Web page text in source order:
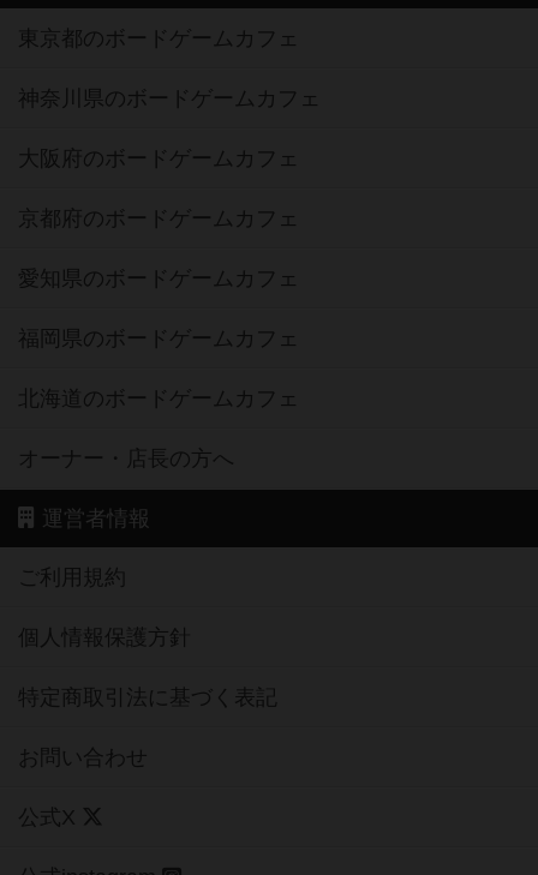
東京都のボードゲームカフェ
神奈川県のボードゲームカフェ
大阪府のボードゲームカフェ
京都府のボードゲームカフェ
愛知県のボードゲームカフェ
福岡県のボードゲームカフェ
北海道のボードゲームカフェ
オーナー・店長の方へ
運営者情報
ご利用規約
個人情報保護方針
特定商取引法に基づく表記
お問い合わせ
公式X